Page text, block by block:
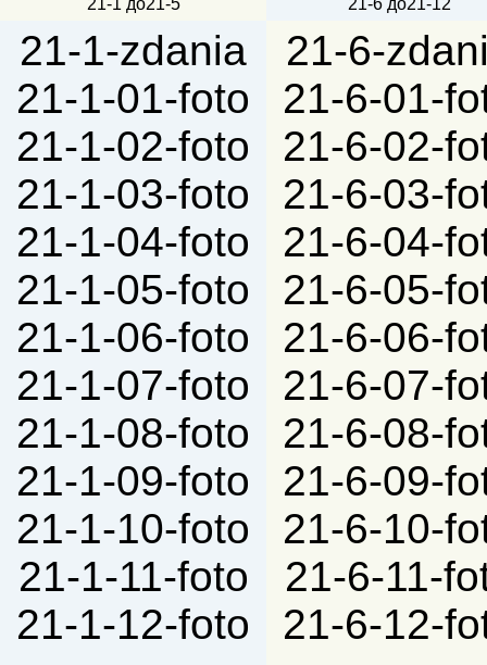
21-1 до21-5 21-6 до21-12
21-1-zdania
21-1-01-foto
21-1-02-foto
21-1-03-foto
21-1-04-foto
21-1-05-foto
21-1-06-foto
21-1-07-foto
21-1-08-foto
21-1-09-foto
21-1-10-foto
21-1-11-foto
21-1-12-foto
21-6-
21-6-01-
21-6-02-
21-6-03-
21-6-04-
21-6-05-
21-6-06-
21-6-07-
21-6-08-
21-6-09-
21-6-10-
21-6-11-
21-6-12-